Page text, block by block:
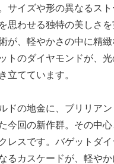
サイズや形の異なるス
思わせる独特の美しさ
が、軽やかさの中に精
トのダイヤモンドが、
立てています。
ドの地金に、ブリリア
今回の新作群。その中
レスです。バゲットダ
るカスケードが、軽や